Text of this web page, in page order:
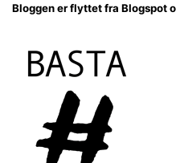
Bloggen er flyttet fra Blogspot